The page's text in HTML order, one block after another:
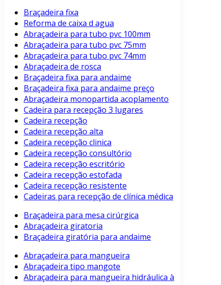
Braçadeira fixa
Reforma de caixa d agua
Abraçadeira para tubo pvc 100mm
Abraçadeira para tubo pvc 75mm
Abraçadeira para tubo pvc 74mm
Abraçadeira de rosca
Braçadeira fixa para andaime
Braçadeira fixa para andaime preço
Abraçadeira monopartida acoplamento
Cadeira para recepção 3 lugares
Cadeira recepção
Cadeira recepção alta
Cadeira recepção clinica
Cadeira recepção consultório
Cadeira recepção escritório
Cadeira recepção estofada
Cadeira recepção resistente
Cadeiras para recepção de clínica médica
Braçadeira para mesa cirúrgica
Abraçadeira giratoria
Braçadeira giratória para andaime
Abraçadeira para mangueira
Abraçadeira tipo mangote
Abraçadeira para mangueira hidráulica à